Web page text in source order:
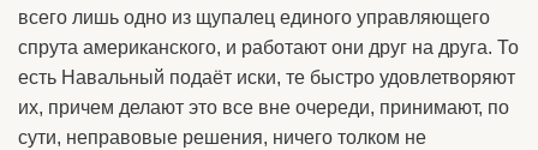
всего лишь одно из щупалец единого управляющего
спрута американского, и работают они друг на друга. То
есть Навальный подаёт иски, те быстро удовлетворяют
их, причем делают это все вне очереди, принимают, по
сути, неправовые решения, ничего толком не